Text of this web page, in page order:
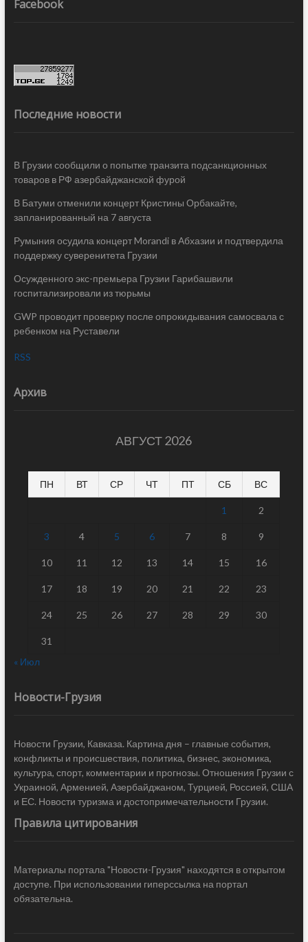
Facebook
Последние новости
В Грузии сообщили о попытке транзита подсанкционных
товаров в РФ азербайджанской фурой
В Батуми отменили концерт Кристины Орбакайте,
запланированный на 7 августа
Румыния осудила концерт Morandi в Абхазии и подтвердила
поддержку суверенитета Грузии
Осужденного экс-премьера Грузии Гарибашвили
госпитализировали из тюрьмы
GWP проводит проверку после опрокидывания самосвала с
ребенком на Руставели
RSS
Архив
АВГУСТ 2026
ПН ВТ СР ЧТ ПТ СБ ВС
1 2
3 4 5 6 7 8 9
10 11 12 13 14 15 16
17 18 19 20 21 22 23
24 25 26 27 28 29 30
31
« Июл
Новости-Грузия
Новости Грузии, Кавказа. Картина дня – главные события,
конфликты и происшествия, политика, бизнес, экономика,
культура, спорт, комментарии и прогнозы. Отношения Грузии с
Украиной, Арменией, Азербайджаном, Турцией, Россией, США
и ЕС. Новости туризма и достопримечательности Грузии.
Правила цитирования
Материалы портала "Новости-Грузия" находятся в открытом
доступе. При использовании гиперссылка на портал
обязательна.